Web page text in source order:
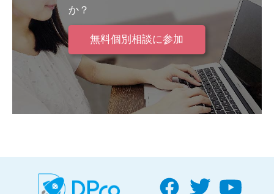
か？
無料個別相談に参加